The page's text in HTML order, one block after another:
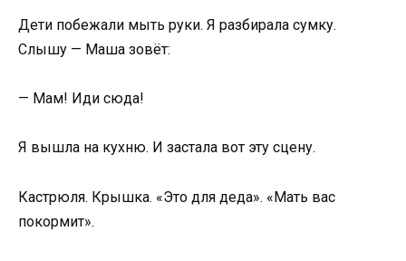
Дети побежали мыть руки. Я разбирала сумку.
Слышу — Маша зовёт:
— Мам! Иди сюда!
Я вышла на кухню. И застала вот эту сцену.
Кастрюля. Крышка. «Это для деда». «Мать вас
покормит».